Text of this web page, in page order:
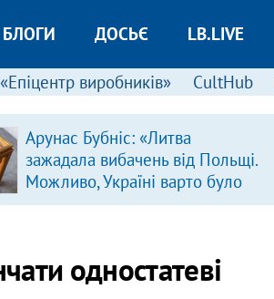
БЛОГИ ДОСЬЄ LB.LIVE
«Епіцентр виробників» CultHub
Арунас Бубніс: «Литва
зажадала вибачень від Польщі.
Можливо, Україні варто було
зробити так само»
одностатеві